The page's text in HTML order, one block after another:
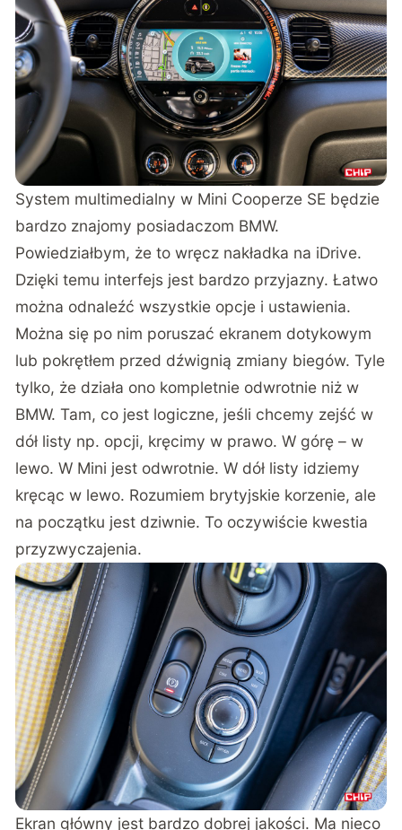
System multimedialny w Mini Cooperze SE będzie
bardzo znajomy posiadaczom BMW.
Powiedziałbym, że to wręcz nakładka na iDrive.
Dzięki temu interfejs jest bardzo przyjazny. Łatwo
można odnaleźć wszystkie opcje i ustawienia.
Można się po nim poruszać ekranem dotykowym
lub pokrętłem przed dźwignią zmiany biegów. Tyle
tylko, że działa ono kompletnie odwrotnie niż w
BMW. Tam, co jest logiczne, jeśli chcemy zejść w
dół listy np. opcji, kręcimy w prawo. W górę – w
lewo. W Mini jest odwrotnie. W dół listy idziemy
kręcąc w lewo. Rozumiem brytyjskie korzenie, ale
na początku jest dziwnie. To oczywiście kwestia
przyzwyczajenia.
Ekran główny jest bardzo dobrej jakości. Ma nieco